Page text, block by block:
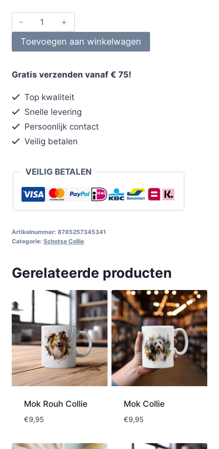
Toevoegen aan winkelwagen
Gratis verzenden vanaf € 75!
Top kwaliteit
Snelle levering
Persoonlijk contact
Veilig betalen
VEILIG BETALEN
Artikelnummer: 8785257345341
Categorie: Schotse Collie
Gerelateerde producten
Mok Rouh Collie
€9,95
Mok Collie
€9,95